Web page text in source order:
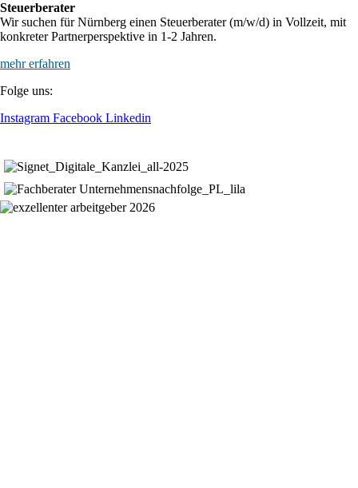
Steuerberater
Wir suchen für Nürnberg einen Steuerberater (m/w/d) in Vollzeit, mit
konkreter Partnerperspektive in 1-2 Jahren.
mehr erfahren
Folge uns:
Instagram Facebook Linkedin